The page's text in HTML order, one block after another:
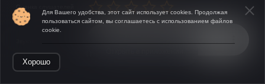
Оценка слушателей
Для Вашего удобства, этот сайт использует cookies. Продолжая
пользоваться сайтом, вы соглашаетесь с использованием файлов
cookie.
Хорошо